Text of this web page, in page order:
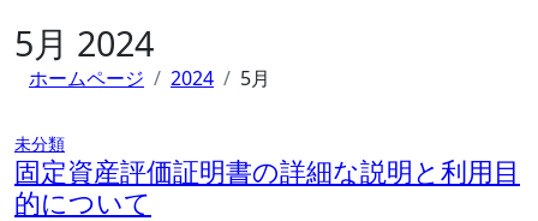
5月 2024
ホームページ 2024 5月
未分類
固定資産評価証明書の詳細な説明と利用目
的について